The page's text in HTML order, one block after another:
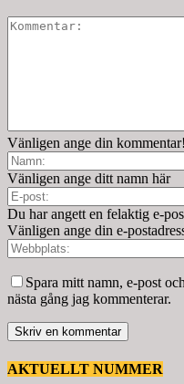
Vänligen ange din kommentar!
Vänligen ange ditt namn här
Du har angett en felaktig e-
Vänligen ange din e-
Spara mitt namn, e-post
nästa gång jag kommenterar.
AKTUELLT NUMMER